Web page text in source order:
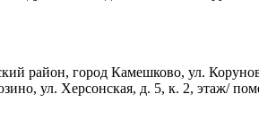
город Камешково, ул.
ул. Херсонская, д. 5, к. 2, этаж/